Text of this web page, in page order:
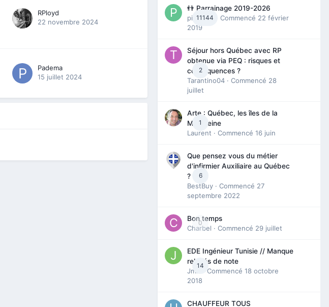
RPloyd
22 novembre 2024
Padema
15 juillet 2024
11144
👬 Parrainage 2019-2026
piinoush
· Commencé 22 février
2019
2
Séjour hors Québec avec RP
obtenue via PEQ : risques et
conséquences ?
Tarantino04 · Commencé 28
juillet
1
Arte : Québec, les îles de la
Madeleine
Laurent · Commencé 16 juin
6
Que pensez vous du métier
d'infirmier Auxiliaire au Québec
?
BestBuy · Commencé 27
septembre 2022
0
Bon temps
Charbel · Commencé 29 juillet
14
EDE Ingénieur Tunisie // Manque
relevés de note
Jmili
· Commencé 18 octobre
2018
CHAUFFEUR TOUS